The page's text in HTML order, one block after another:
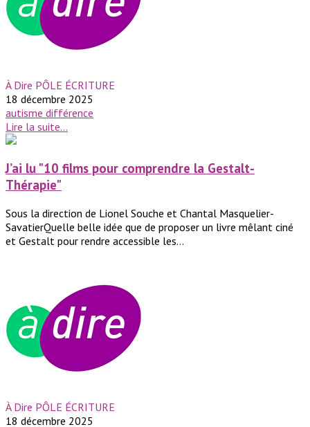
À Dire PÔLE ÉCRITURE
18 décembre 2025
autisme différence
Lire la suite...
J’ai lu "10 films pour comprendre la Gestalt-
Thérapie"
Sous la direction de Lionel Souche et Chantal Masquelier-
SavatierQuelle belle idée que de proposer un livre mêlant ciné
et Gestalt pour rendre accessible les...
À Dire PÔLE ÉCRITURE
18 décembre 2025